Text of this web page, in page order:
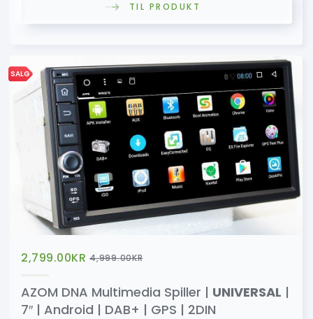
TIL PRODUKT
SALG
2,799.00KR 4,999.00KR
AZOM DNA Multimedia Spiller | UNIVERSAL |
7″ | Android | DAB+ | GPS | 2DIN